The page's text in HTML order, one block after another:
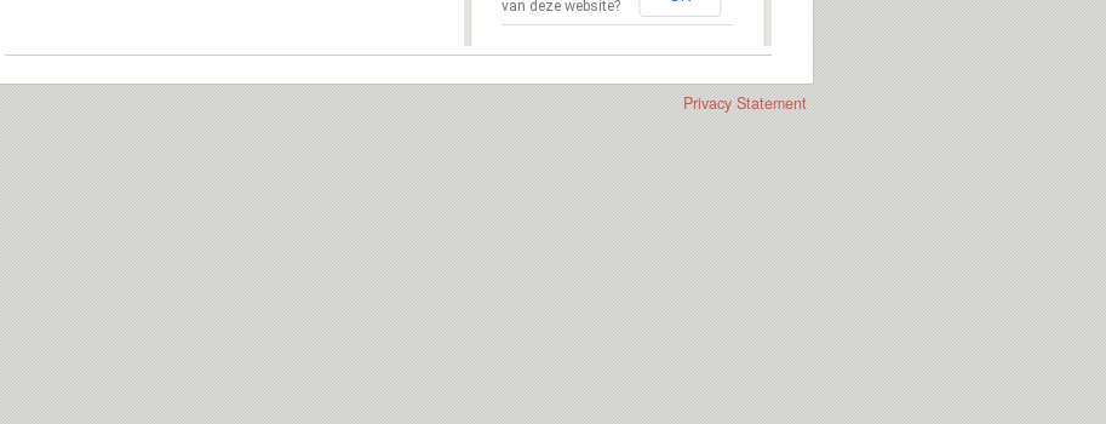
van deze website?
Privacy Statement